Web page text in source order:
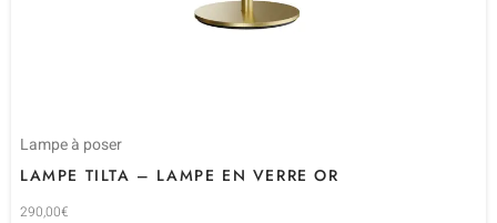
Lampe à poser
LAMPE TILTA – LAMPE EN VERRE OR
290,00€